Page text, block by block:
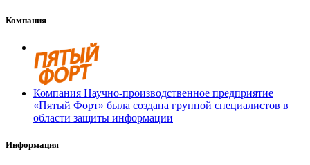
Компания
Компания Научно-производственное предприятие
«Пятый Форт» была создана группой специалистов в
области защиты информации
Информация